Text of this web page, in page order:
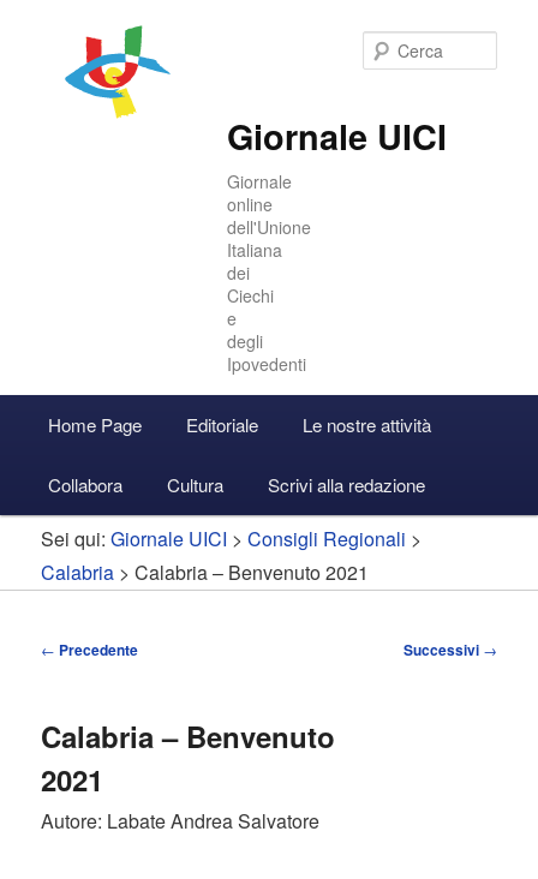
Giornale UICI
Giornale
online
dell'Unione
Italiana
dei
Ciechi
e
degli
Ipovedenti
principale
Vai
al
contenuto
Vai
al
contenuto
Accedi
Home Page Editoriale Le nostre attività
Collabora Cultura Scrivi alla redazione
Sei qui:Giornale UICI >Consigli Regionali >
Calabria > Calabria – Benvenuto 2021
Navigazione
← Precedente Successivi →
Calabria – Benvenuto
2021
Autore: Labate Andrea Salvatore